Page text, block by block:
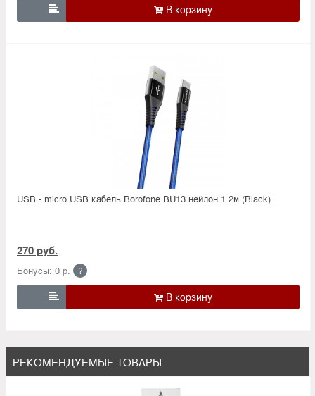

USB - micro USB кабель Borofone BU13 нейлон 1.2м (Black)
270 руб.
Бонусы: 0 р. ?

РЕКОМЕНДУЕМЫЕ ТОВАРЫ